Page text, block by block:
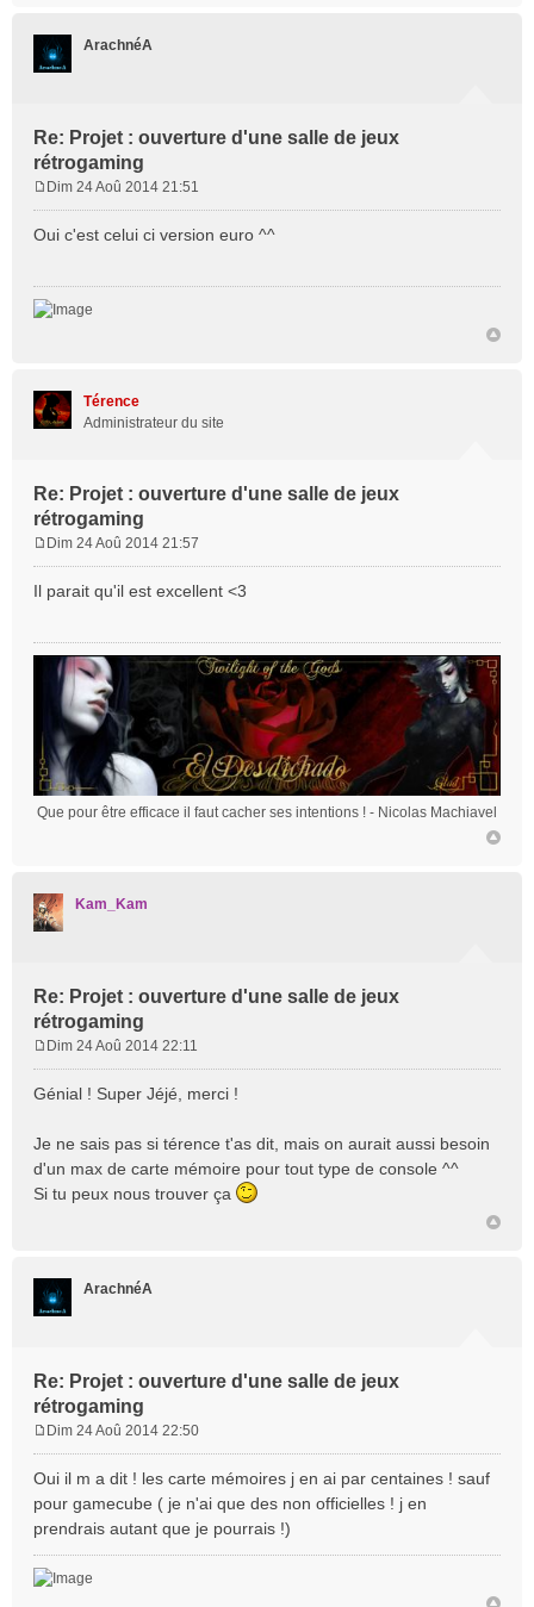
ArachnéA
Re: Projet : ouverture d'une salle de jeux
rétrogaming
s
a
g
Dim 24 Aoû 2014 21:51
Oui c'est celui ci version euro ^^
Térence
Administrateur du site
Re: Projet : ouverture d'une salle de jeux
rétrogaming
s
a
Dim 24 Aoû 2014 21:57
Il parait qu'il est excellent <3
Que pour être efficace il faut cacher ses intentions ! - Nicolas Machiavel
Kam_Kam
Re: Projet : ouverture d'une salle de jeux
rétrogaming
s
a
g
e
Dim 24 Aoû 2014 22:11
Génial ! Super Jéjé, merci !
Je ne sais pas si térence t'as dit, mais on aurait aussi besoin
d'un max de carte mémoire pour tout type de console ^^
Si tu peux nous trouver ça
ArachnéA
Re: Projet : ouverture d'une salle de jeux
rétrogaming
s
s
a
g
e
Dim 24 Aoû 2014 22:50
Oui il m a dit ! les carte mémoires j en ai par centaines ! sauf
pour gamecube ( je n'ai que des non officielles ! j en
prendrais autant que je pourrais !)